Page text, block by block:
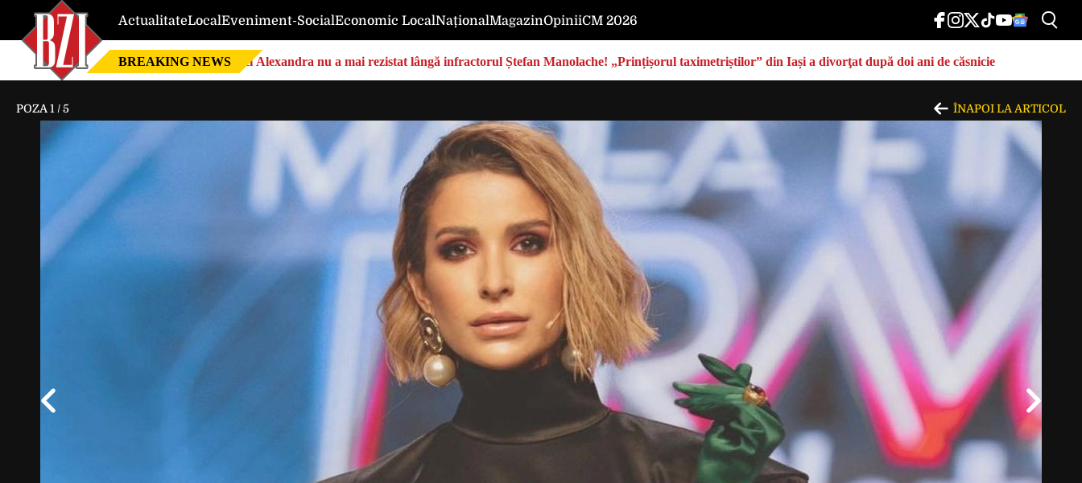
ActualitateLocalEveniment-SocialEconomic LocalNaționalMagazinOpiniiCM 2026
BREAKING NEWS Nici Alexandra nu a mai rezistat lângă infractorul Ștefan Manolache! „Prințișorul taximetriștilor” din Iași a divorţat după doi ani de căsnicie
POZA 1 /5 ÎNAPOI LA ARTICOL